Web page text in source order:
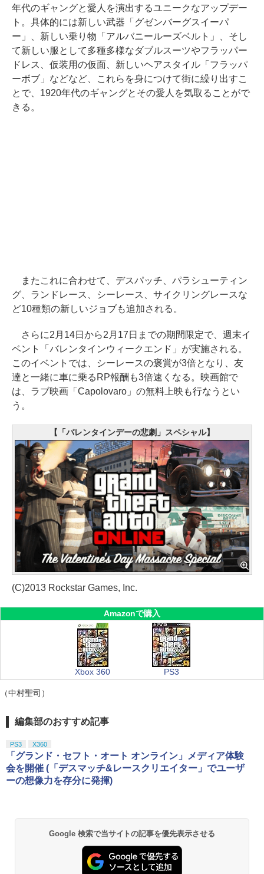
年代のギャングと愛人を演出するユニークなアップデー
ト。具体的には新しい武器「グゼンバーグスイーパ
ー」、新しい乗り物「アルバニールーズベルト」、そし
て新しい服として多種多様なダブルスーツやフラッパー
ドレス、仮装用の仮面、新しいヘアスタイル「フラッパ
ーボブ」などなど、これらを身につけて街に繰り出すこ
とで、1920年代のギャングとその愛人を気取ることがで
きる。
またこれに合わせて、デスパッチ、パラシューティン
グ、ランドレース、シーレース、サイクリングレースな
ど10種類の新しいジョブも追加される。
さらに2月14日から2月17日までの期間限定で、週末イ
ベント「バレンタインウィークエンド」が実施される。
このイベントでは、シーレースの褒賞が3倍となり、友
達と一緒に車に乗るRP報酬も3倍速くなる。映画館で
は、ラブ映画「Capolovaro」の無料上映も行なうとい
う。
【「バレンタインデーの悲劇」スペシャル】
(C)2013 Rockstar Games, Inc.
Amazonで購入
Xbox 360 PS3
（中村聖司）
編集部のおすすめ記事
PS3 X360
「グランド・セフト・オート オンライン」メディア体験
会を開催 (「デスマッチ&レースクリエイター」でユーザ
ーの想像力を存分に発揮)
Google 検索で当サイトの記事を優先表示させる